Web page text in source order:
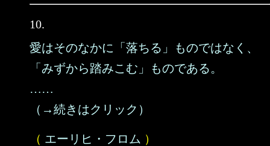
10.
愛はそのなかに「落ちる」ものではなく、
「みずから踏みこむ」ものである。
……
（→続きはクリック）
（ エーリヒ・フロム ）